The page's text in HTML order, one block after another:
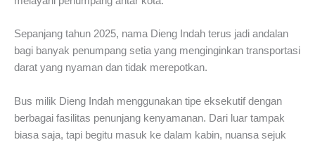
Sepanjang tahun 2025, nama Dieng Indah terus jadi andalan
bagi banyak penumpang setia yang menginginkan transportasi
darat yang nyaman dan tidak merepotkan.
Bus milik Dieng Indah menggunakan tipe eksekutif dengan
berbagai fasilitas penunjang kenyamanan. Dari luar tampak
biasa saja, tapi begitu masuk ke dalam kabin, nuansa sejuk